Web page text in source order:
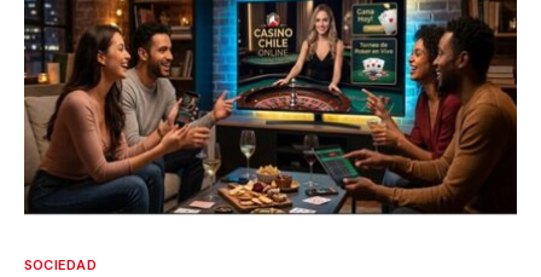
SOCIEDAD